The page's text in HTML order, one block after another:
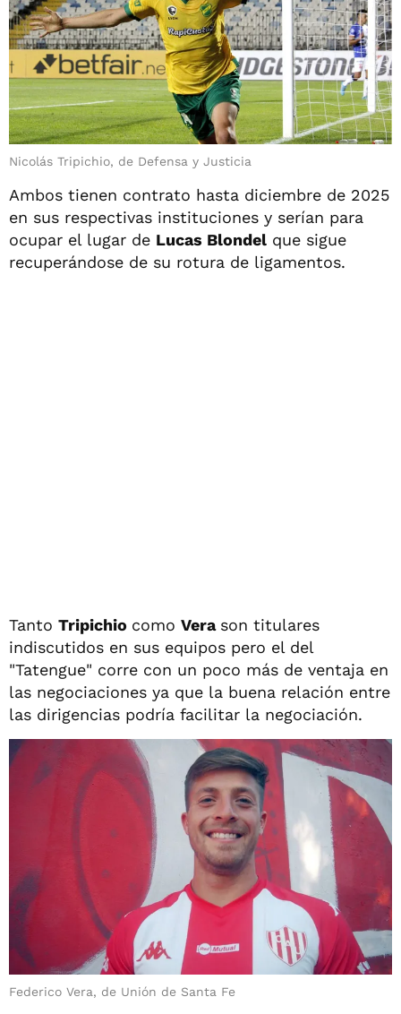
Nicolás Tripichio, de Defensa y Justicia
Ambos tienen contrato hasta diciembre de 2025
en sus respectivas instituciones y serían para
ocupar el lugar de Lucas Blondel que sigue
recuperándose de su rotura de ligamentos.
Tanto Tripichio como Vera son titulares
indiscutidos en sus equipos pero el del
"Tatengue" corre con un poco más de ventaja en
las negociaciones ya que la buena relación entre
las dirigencias podría facilitar la negociación.
Federico Vera, de Unión de Santa Fe